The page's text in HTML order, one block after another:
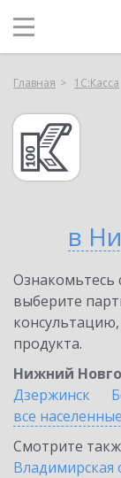
Главная 1С:Касса
в
выберите
продукта.
Нижний
Дзержинск
все населенные
Смотрите
Владимирская